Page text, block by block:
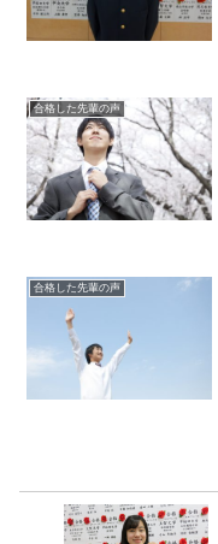
合格した先輩の声
合格した先輩の声